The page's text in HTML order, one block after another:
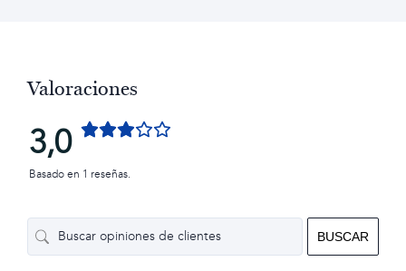
Valoraciones
3,0
Basado en 1 reseñas.
BUSCAR